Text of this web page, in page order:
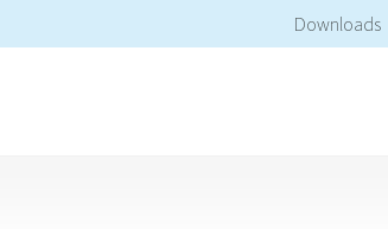
Downloads